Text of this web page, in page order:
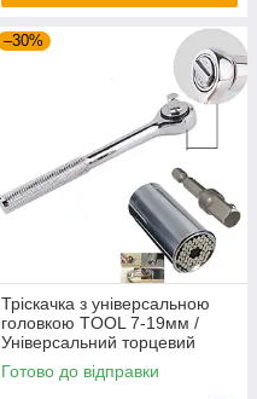
–30%
Тріскачка з універсальною
головкою TOOL 7-19мм /
Універсальний торцевий
гайковий ключ
Готово до відправки